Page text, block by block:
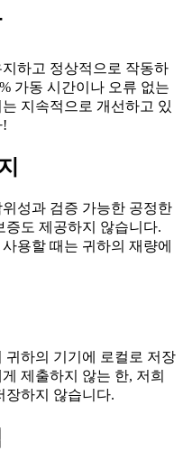
하고 정상적으로 작동하
가동 시간이나 오류 없는
지속적으로 개선하고 있
!
성과 검증 가능한 공정한
증도 제공하지 않습니다.
용할 때는 귀하의 재량에
귀하의 기기에 로컬로 저장
제출하지 않는 한, 저희
장하지 않습니다.